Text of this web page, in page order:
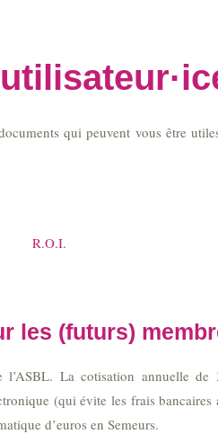
qui peuvent vous être
R.O.I.
les (futurs)
l’ASBL. La cotisation annuelle
(qui évite les frais
d’euros en Semeurs.